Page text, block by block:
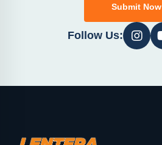
Submit Now
Follow Us: